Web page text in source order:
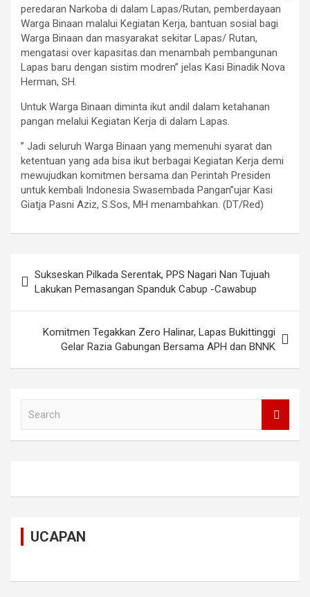
peredaran Narkoba di dalam Lapas/Rutan, pemberdayaan
Warga Binaan malalui Kegiatan Kerja, bantuan sosial bagi
Warga Binaan dan masyarakat sekitar Lapas/ Rutan,
mengatasi over kapasitas.dan menambah pembangunan
Lapas baru dengan sistim modren” jelas Kasi Binadik Nova
Herman, SH.
Untuk Warga Binaan diminta ikut andil dalam ketahanan
pangan melalui Kegiatan Kerja di dalam Lapas.
” Jadi seluruh Warga Binaan yang memenuhi syarat dan
ketentuan yang ada bisa ikut berbagai Kegiatan Kerja demi
mewujudkan komitmen bersama dan Perintah Presiden
untuk kembali Indonesia Swasembada Pangan”ujar Kasi
Giatja Pasni Aziz, S.Sos, MH menambahkan. (DT/Red)
navigation
Sukseskan Pilkada Serentak, PPS Nagari Nan Tujuah
Lakukan Pemasangan Spanduk Cabup -Cawabup
Komitmen Tegakkan Zero Halinar, Lapas Bukittinggi
Gelar Razia Gabungan Bersama APH dan BNNK
UCAPAN